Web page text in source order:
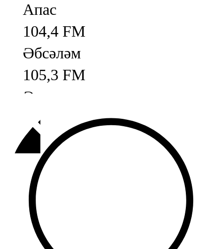
Апас
104,4 FM
Әбсәләм
105,3 FM
Әлмәт
92,9 FM
Базарлы матак
107,1 FM
Балык бистәсе
104,9 FM
Баулы